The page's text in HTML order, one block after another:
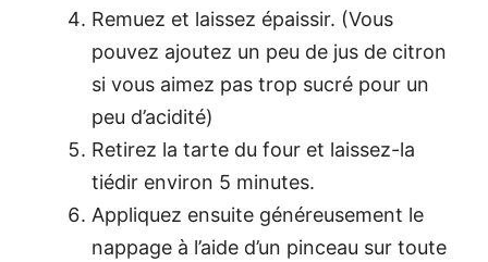
Remuez et laissez épaissir. (Vous
pouvez ajoutez un peu de jus de citron
si vous aimez pas trop sucré pour un
peu d’acidité)
Retirez la tarte du four et laissez-la
tiédir environ 5 minutes.
Appliquez ensuite généreusement le
nappage à l’aide d’un pinceau sur toute